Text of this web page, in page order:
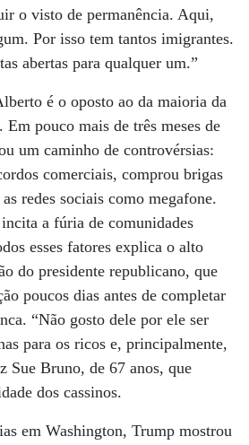
o visto de permanência. Aqui,
Por isso tem tantos imigrantes.
abertas para qualquer um.”
é o oposto ao da maioria da
Em pouco mais de três meses de
um caminho de controvérsias:
comerciais, comprou brigas
redes sociais como megafone.
a fúria de comunidades
esses fatores explica o alto
do presidente republicano, que
poucos dias antes de completar
“Não gosto dele por ele ser
para os ricos e, principalmente,
Sue Bruno, de 67 anos, que
dos cassinos.
em Washington, Trump mostrou